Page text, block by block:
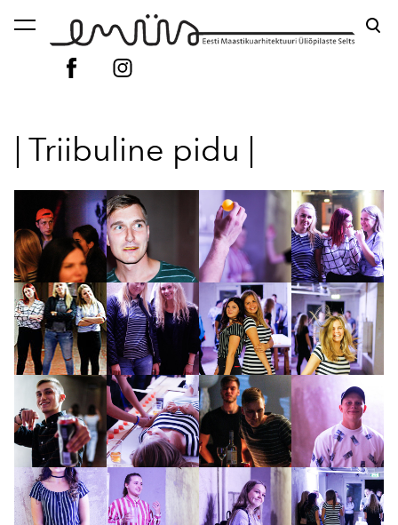
lisati ostukorvi. Vaata ostukorvi
| Triibuline pidu |